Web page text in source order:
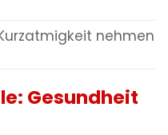
nehmen
Gesundheit